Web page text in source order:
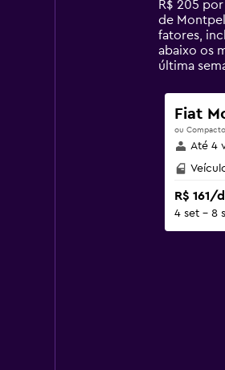
chart
has
1
Y
values.
Range:
0
to
600.
R$ 205
de
fatores,
abaixo os
última
Fiat
ou
Até 4
R$ 161/
4 set - 8